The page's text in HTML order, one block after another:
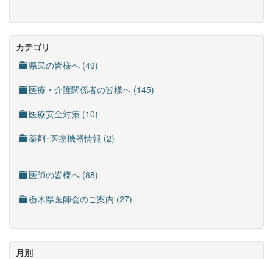
カテゴリ
県民の皆様へ (49)
医療・介護関係者の皆様へ (145)
医療安全対策 (10)
薬剤･医療機器情報 (2)
医師の皆様へ (88)
栃木県医師会のご案内 (27)
月別